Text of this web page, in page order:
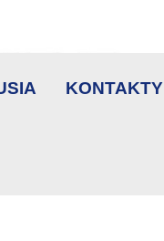
KONTAKTY